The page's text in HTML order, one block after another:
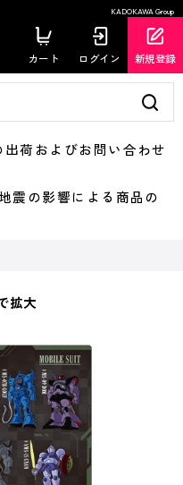
KADOKAWA Group
カート ログイン 新規登録
荷およびお問い合わせ
の影響による商品の
拡大